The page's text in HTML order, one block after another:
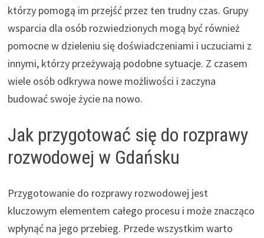
którzy pomogą im przejść przez ten trudny czas. Grupy
wsparcia dla osób rozwiedzionych mogą być również
pomocne w dzieleniu się doświadczeniami i uczuciami z
innymi, którzy przeżywają podobne sytuacje. Z czasem
wiele osób odkrywa nowe możliwości i zaczyna
budować swoje życie na nowo.
Jak przygotować się do rozprawy
rozwodowej w Gdańsku
Przygotowanie do rozprawy rozwodowej jest
kluczowym elementem całego procesu i może znacząco
wpłynąć na jego przebieg. Przede wszystkim warto